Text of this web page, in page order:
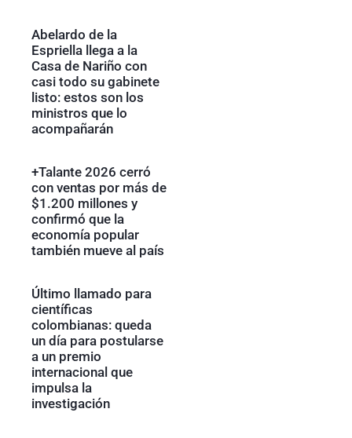
Abelardo de la
Espriella llega a la
Casa de Nariño con
casi todo su gabinete
listo: estos son los
ministros que lo
acompañarán
+Talante 2026 cerró
con ventas por más de
$1.200 millones y
confirmó que la
economía popular
también mueve al país
Último llamado para
científicas
colombianas: queda
un día para postularse
a un premio
internacional que
impulsa la
investigación